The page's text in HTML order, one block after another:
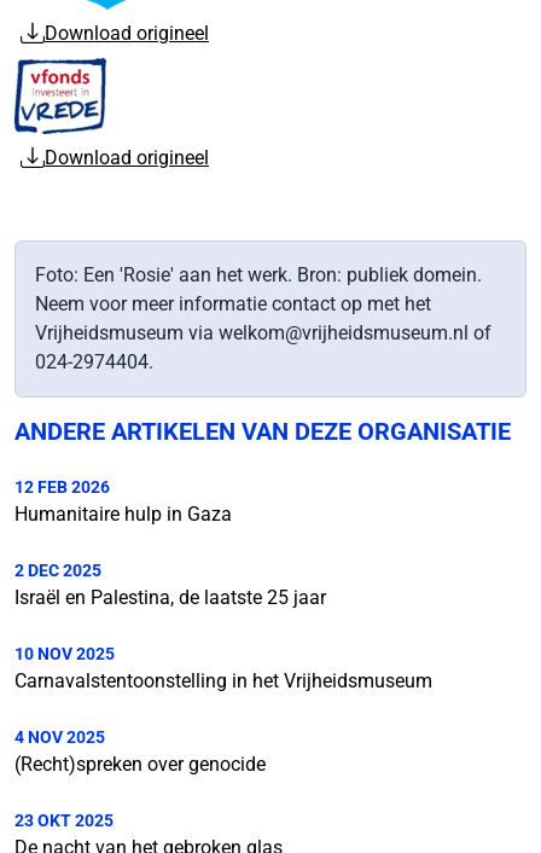
Download origineel
Download origineel
Foto: Een 'Rosie' aan het werk. Bron: publiek domein.
Neem voor meer informatie contact op met het
Vrijheidsmuseum via welkom@vrijheidsmuseum.nl of
024-2974404.
ANDERE ARTIKELEN VAN DEZE ORGANISATIE
12 FEB 2026
Humanitaire hulp in Gaza
2 DEC 2025
Israël en Palestina, de laatste 25 jaar
10 NOV 2025
Carnavalstentoonstelling in het Vrijheidsmuseum
4 NOV 2025
(Recht)spreken over genocide
23 OKT 2025
De nacht van het gebroken glas